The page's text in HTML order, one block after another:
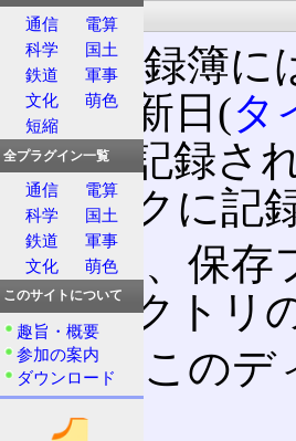
登録簿
この登録簿に
イル更新日(タ
情報が記録さ
ディスクに記
そして、保
ディレクトリ
また、このデ
る。
通信
電算
科学
国土
鉄道
軍事
文化
萌色
短縮
全プラグイン一覧
通信
電算
科学
国土
鉄道
軍事
文化
萌色
このサイトについて
趣旨・概要
参加の案内
ダウンロード